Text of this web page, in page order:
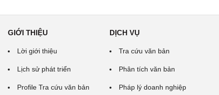
GIỚI THIỆU
Lời giới thiệu
Lịch sử phát triển
Profile Tra cứu văn bản
DỊCH VỤ
Tra cứu văn bản
Phân tích văn bản
Pháp lý doanh nghiệp